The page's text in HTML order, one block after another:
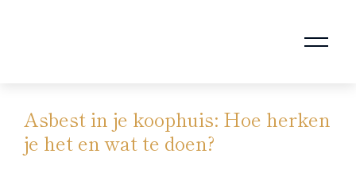
Asbest in je koophuis: Hoe herken
je het en wat te doen?